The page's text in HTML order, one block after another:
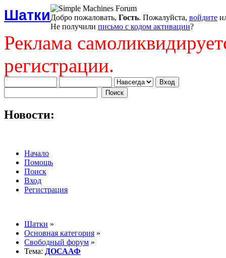
ШаткиДобро пожаловать, Гость. Пожалуйста, войдите
Не получили письмо с кодом активации?
Реклама
регистрации.
Новости:
Начало
Помощь
Поиск
Вход
Регистрация
Шатки »
Основная категория »
Свободный форум »
Тема: ДОСААФ